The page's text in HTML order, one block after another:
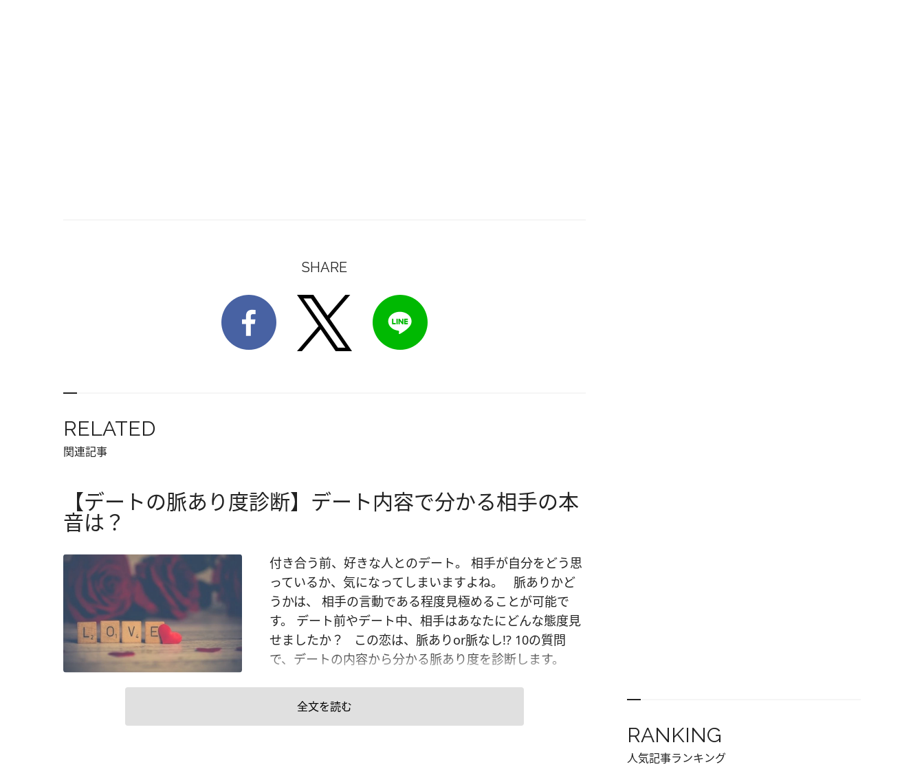
SHARE
RELATED
関連記事
【デートの脈あり度診断】デート内容で分かる相手の本
音は？
付き合う前、好きな人とのデート。 相手が自分をどう思
っているか、気になってしまいますよね。 脈ありかど
うかは、 相手の言動である程度見極めることが可能で
す。 デート前やデート中、相手はあなたにどんな態度見
せましたか？ この恋は、脈ありor脈なし!? 10の質問
で、デートの内容から分かる脈あり度を診断します。
全文を読む
RANKING
人気記事ランキング